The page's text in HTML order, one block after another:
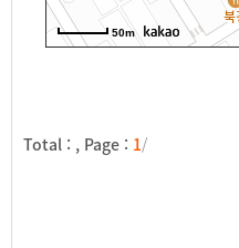
50m
Total : , Page : 1/